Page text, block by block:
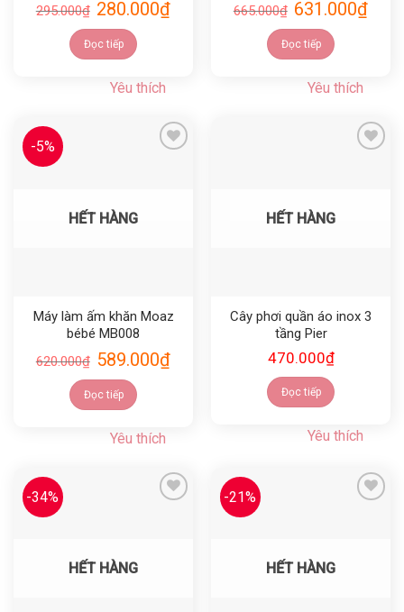
295.000₫ 280.000₫
Đọc tiếp
Yêu thích
665.000₫ 631.000₫
Đọc tiếp
Yêu thích
-5%
HẾT HÀNG
Máy làm ấm khăn Moaz
bébé MB008
620.000₫ 589.000₫
Đọc tiếp
Yêu thích
HẾT HÀNG
Cây phơi quần áo inox 3
tầng Pier
470.000₫
Đọc tiếp
Yêu thích
-34%
HẾT HÀNG
-21%
HẾT HÀNG